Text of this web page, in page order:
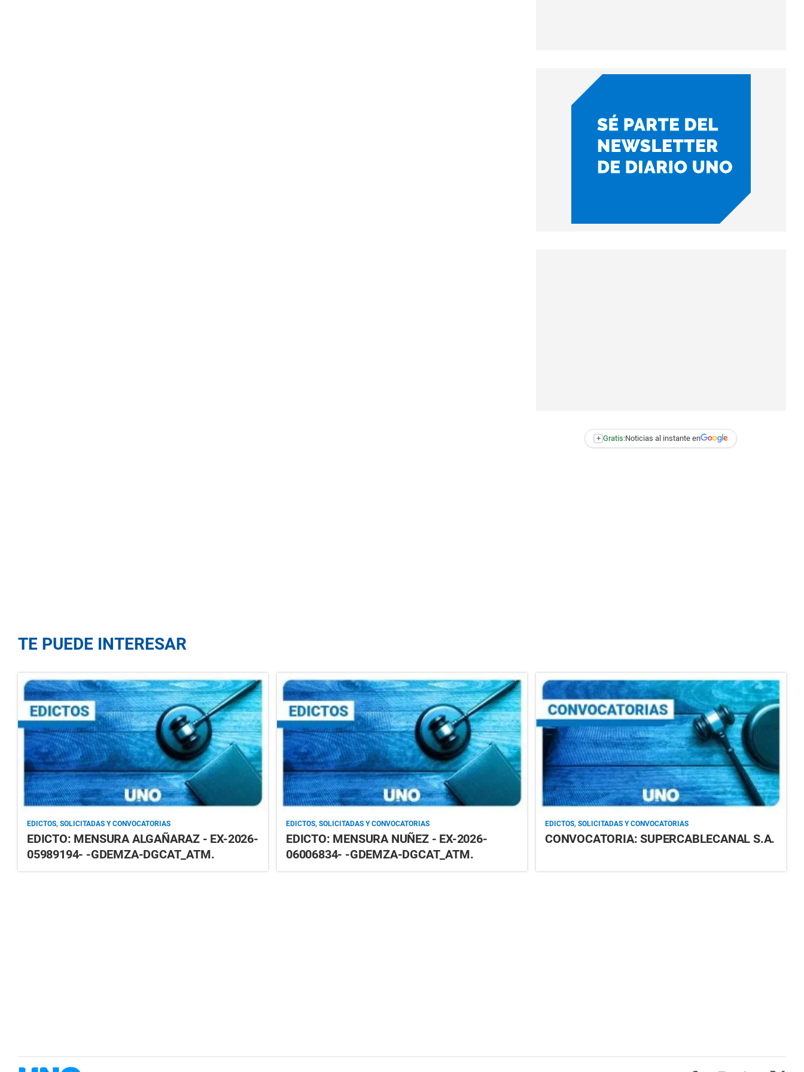
+ Gratis:Noticias al instante en
TE PUEDE INTERESAR
EDICTOS, SOLICITADAS Y CONVOCATORIAS
EDICTO: MENSURA ALGAÑARAZ - EX-2026-
05989194- -GDEMZA-DGCAT_ATM.
EDICTOS, SOLICITADAS Y CONVOCATORIAS
EDICTO: MENSURA NUÑEZ - EX-2026-
06006834- -GDEMZA-DGCAT_ATM.
EDICTOS, SOLICITADAS Y CONVOCATORIAS
CONVOCATORIA: SUPERCABLECANAL S.A.